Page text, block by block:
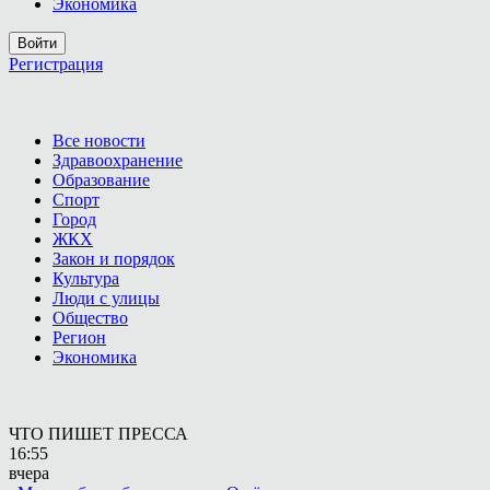
Экономика
Войти
Регистрация
Все новости
Здравоохранение
Образование
Спорт
Город
ЖКХ
Закон и порядок
Культура
Люди с улицы
Общество
Регион
Экономика
ЧТО ПИШЕТ ПРЕССА
16:55
вчера